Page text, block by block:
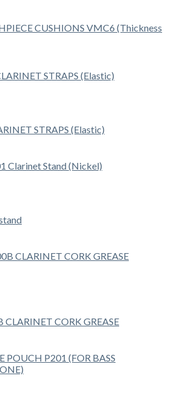
CUSHIONS VMC6 (Thickness
STRAPS (Elastic)
CORK GREASE